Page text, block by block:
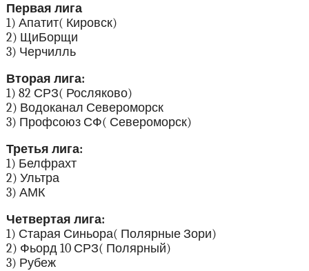
Первая лига
1) Апатит( Кировск)
2) ЩиБорщи
3) Черчилль
Вторая лига:
1) 82 СРЗ( Росляково)
2) Водоканал Североморск
3) Профсоюз СФ( Североморск)
Третья лига:
1) Белфрахт
2) Ультра
3) АМК
Четвертая лига:
1) Старая Синьора( Полярные Зори)
2) Фьорд 10 СРЗ( Полярный)
3) Рубеж